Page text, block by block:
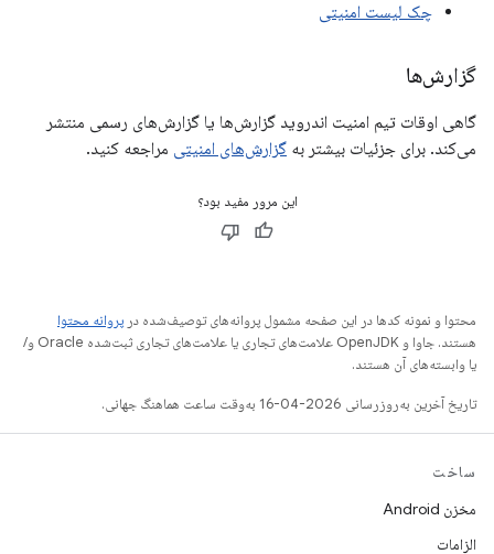
چک لیست امنیتی
گزارش‌ها
گاهی اوقات تیم امنیت اندروید گزارش‌ها یا گزارش‌های رسمی منتشر
می‌کند. برای جزئیات بیشتر به گزارش‌های امنیتی مراجعه کنید.
این مرور مفید بود؟
محتوا و نمونه کدها در این صفحه مشمول پروانه‌های توصیف‌شده در پروانه محتوا
هستند. جاوا و OpenJDK علامت‌های تجاری یا علامت‌های تجاری ثبت‌شده Oracle و/
یا وابسته‌های آن هستند.
تاریخ آخرین به‌روزرسانی 2026-04-16 به‌وقت ساعت هماهنگ جهانی.
ساخت
مخزن Android
الزامات